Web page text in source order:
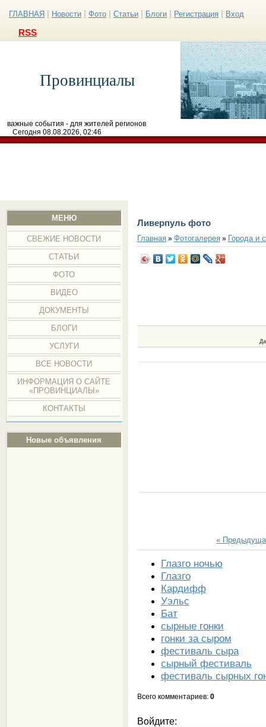
ГЛАВНАЯ Новости Фото Статьи Блоги Регистрация Вход
RSS
Провинциалы
важные события - для жителей регионов
Сегодня 08.08.2026, 02:46
МЕНЮ
СВЕЖИЕ НОВОСТИ
СТАТЬИ
ФОТО
ВИДЕО
ДОКУМЕНТЫ
БЛОГИ
УСЛУГИ
ВСЕ НОВОСТИ
ИНФОРМАЦИЯ О САЙТЕ
«ПРОВИНЦИАЛЫ»
КОНТАКТЫ
Новые объявления
Ливерпуль фото
Главная» Фотогалерея» Города и
«
Глазго ночью
Глазго
Кардифф
Уэльс
Бат
сырные гонки
гонки за сыром
фестиваль сыра
сырный фестиваль
фестиваль сырных
Всего комментариев: 0
Войдите: